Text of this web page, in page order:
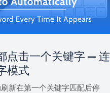
点击一个关键字 — 连
模式
新在第一个关键字匹配后停